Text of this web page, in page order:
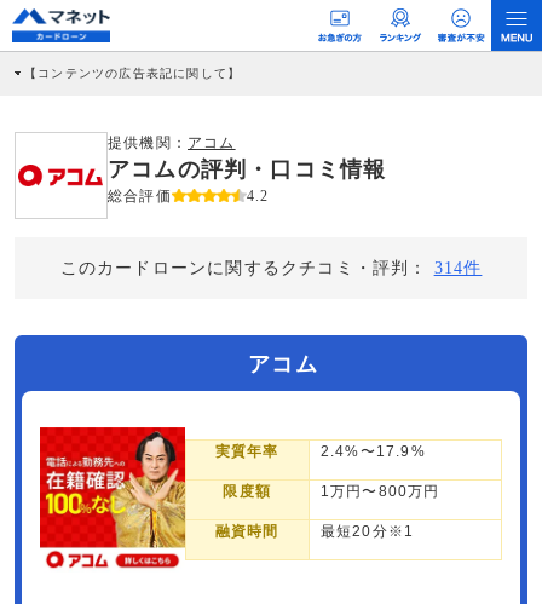
【コンテンツの広告表記に関して】
社に対して企業から紹介報酬が支払われるという収益モデルです。 ただし、特定の
商品を根拠なくPRするものではなく、当編集部の調査／ユーザーへの口コミ収集な
どに基づき、公平性を担保した情報提供を行っています。
>提携企業一覧
提供機関： アコム
アコムの評判・口コミ情報
総合評価 4.2
このカードローンに関するクチコミ・評判： 314件
アコム
実質年率 2.4%〜17.9%
限度額 1万円〜800万円
融資時間 最短20分※1